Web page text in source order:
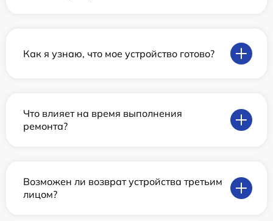
Как я узнаю, что мое устройство готово?
Что влияет на время выполнения
ремонта?
Возможен ли возврат устройства третьим
лицом?